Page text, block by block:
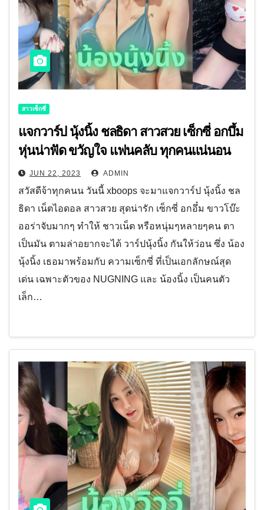
สาวเซ็กซี่
แจกวาร์ป นุ้งนิ้ง ชลธิดา สาวสวย เซ็กซี่ อกบึ้ม
หุ่นน่าฟัด ขวัญใจ แฟนคลับ ทุกคนแน่นอน
JUN 22, 2023 ADMIN
สวัสดีจ้าทุกคนน วันนี้ xboops จะมาแจกวาร์ป นุ้งนิ้ง ชล
ธิดา เน็ตไอดอล สาวสวย สุดน่ารัก เซ็กซี่ อกอึ๋ม ขาวโบ๊ะ
ออร่าจับมากๆ ทำให้ ชาวเน็ต หรือหนุ่มๆหลายๆคน ตา
เป็นมัน ตามล่าอยากจะได้ วาร์ปนุ้งนิ้ง กันให้ว่อน ซึ่ง น้อง
นุ้งนิ้ง เธอมาพร้อมกับ ความเซ็กซี่ ที่เป็นเอกลักษณ์สุด
เด่น เฉพาะตัวของ NUGNING และ น้องนิ้ง เป็นคนตัว
เล็ก…